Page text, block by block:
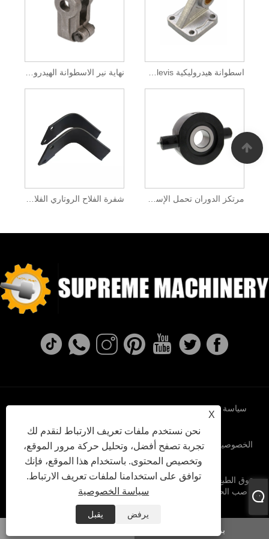
نهاية نير الاسطوانة الهيدروليكية اسطوانة هيدروليكية Clevis تصاعد قوس
شفرة الفلاح الروتاري الفلاح الزراعي مرتكز الدوران تحمل الإسكان
X
نحن نستخدم ملفات تعريف الارتباط لنقدم لك
تجربة تصفح أفضل، وتحليل حركة مرور الموقع،
وتخصيص المحتوى. باستخدام هذا الموقع، فإنك
توافق على استخدامنا لملفات تعريف الارتباط.
سياسة الخصوصية
يرفض
يقبل
بريد إلكتروني
Links Sitemap RSS XML سياسة
الخصوصية
صب الحديد الدكتايل ، صب الاستثمار ، صب الحديد الرمادي - جميع
الحقوق محفوظة.